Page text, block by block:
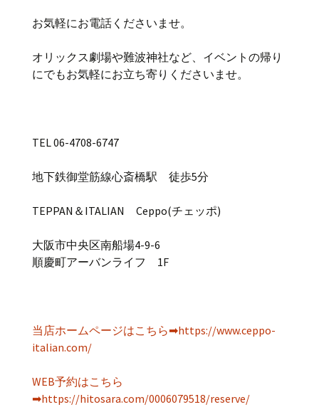
お気軽にお電話くださいませ。
オリックス劇場や難波神社など、イベントの帰り
にでもお気軽にお立ち寄りくださいませ。
TEL 06-4708-6747
地下鉄御堂筋線心斎橋駅 徒歩5分
TEPPAN＆ITALIAN Ceppo(チェッポ)
大阪市中央区南船場4-9-6
順慶町アーバンライフ 1F
当店ホームページはこちら➡https://www.ceppo-
italian.com/
WEB予約はこちら
➡https://hitosara.com/0006079518/reserve/